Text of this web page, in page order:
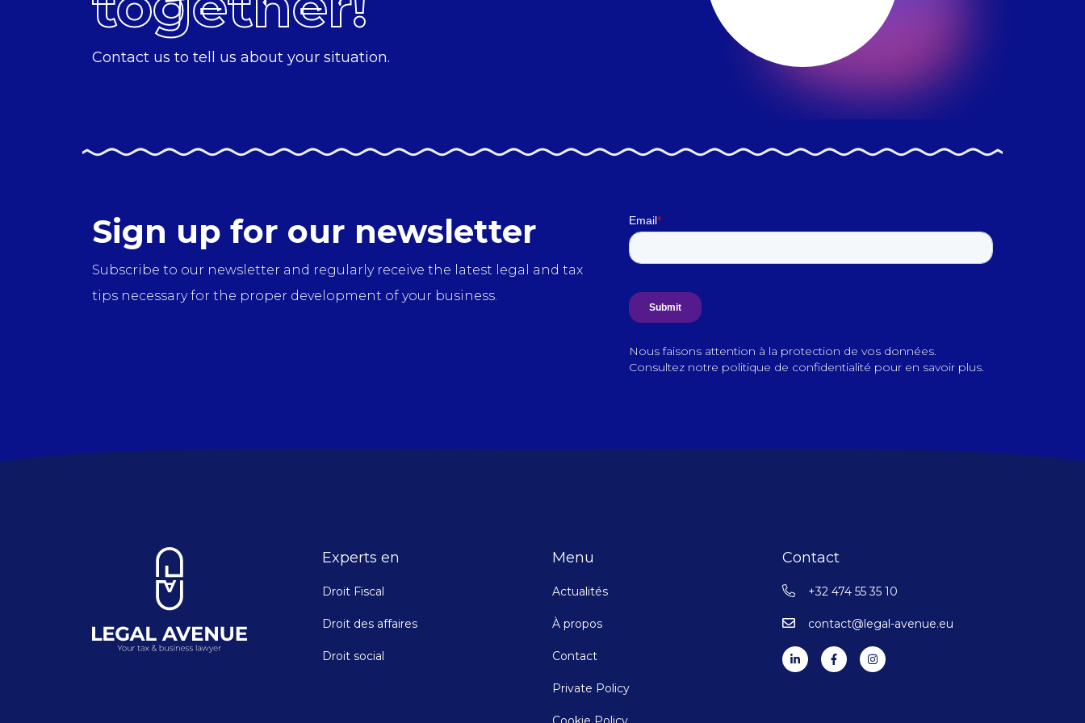
Contact us to tell us about your situation.
Sign up for our newsletter
Subscribe to our newsletter and regularly receive the latest legal and tax
tips necessary for the proper development of your business.
Nous faisons attention à la protection de vos données.
Consultez notre politique de confidentialité pour en savoir plus.
Experts en
Droit Fiscal
Droit des affaires
Droit social
Menu
Actualités
À propos
Contact
Private Policy
Contact
+32 474 55 35 10
contact@legal-avenue.eu